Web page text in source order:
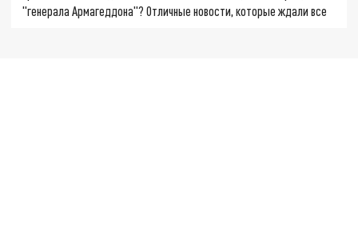
"генерала Армагеддона"? Отличные новости, которые ждали все